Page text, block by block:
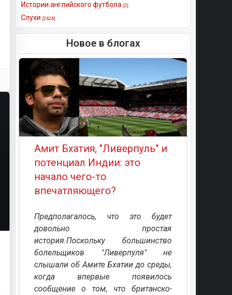
Истории английского футбола [2]
Слухи [2624]
Новое в блогах
Амит Бхатия, "Ливерпуль" и
потенциал Индии: это
начало чего-то
впечатляющего?
Предполагалось, что это будет
довольно простая
история.Поскольку большинство
болельщиков "Ливерпуля" не
слышали об Амите Бхатии до среды,
когда впервые появилось
сообщение о том, что британско-